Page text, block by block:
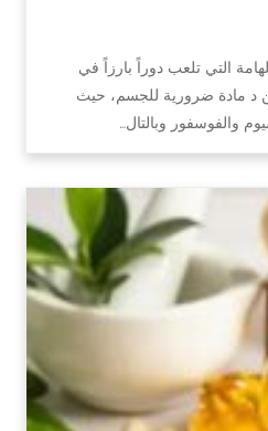
التي تلعب دوراً بارزاً في
د مادة ضرورية للجسم، حيث
والفوسفور وبالتال…